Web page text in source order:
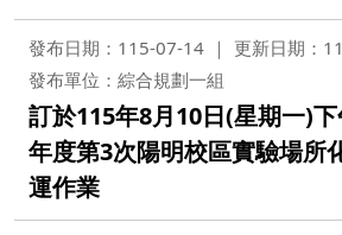
發布日期：115-07-14
更新日期：
發布單位：綜合規劃一組
訂於115年8月10日(星期一)
年度第3次陽明校區實驗場所
運作業